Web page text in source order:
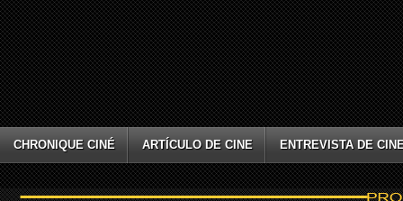
CHRONIQUE CINÉ ARTÍCULO DE CINE ENTREVISTA DE